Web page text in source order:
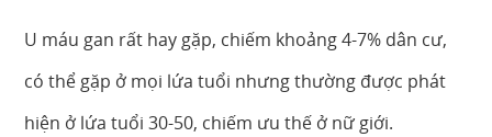
U máu gan rất hay gặp, chiếm khoảng 4-7% dân cư,
có thể gặp ở mọi lứa tuổi nhưng thường được phát
hiện ở lứa tuổi 30-50, chiếm ưu thế ở nữ giới.